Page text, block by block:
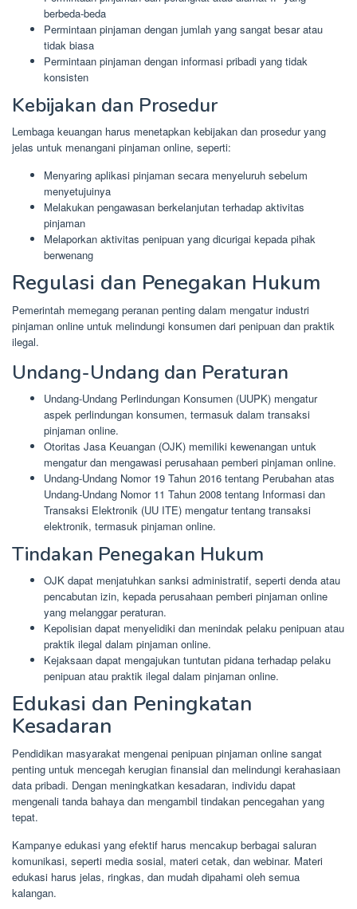
berbeda-beda
Permintaan pinjaman dengan jumlah yang sangat besar atau
tidak biasa
Permintaan pinjaman dengan informasi pribadi yang tidak
konsisten
Kebijakan dan Prosedur
Lembaga keuangan harus menetapkan kebijakan dan prosedur yang
jelas untuk menangani pinjaman online, seperti:
Menyaring aplikasi pinjaman secara menyeluruh sebelum
menyetujuinya
Melakukan pengawasan berkelanjutan terhadap aktivitas
pinjaman
Melaporkan aktivitas penipuan yang dicurigai kepada pihak
berwenang
Regulasi dan Penegakan Hukum
Pemerintah memegang peranan penting dalam mengatur industri
pinjaman online untuk melindungi konsumen dari penipuan dan praktik
ilegal.
Undang-Undang dan Peraturan
Undang-Undang Perlindungan Konsumen (UUPK) mengatur
aspek perlindungan konsumen, termasuk dalam transaksi
pinjaman online.
Otoritas Jasa Keuangan (OJK) memiliki kewenangan untuk
mengatur dan mengawasi perusahaan pemberi pinjaman online.
Undang-Undang Nomor 19 Tahun 2016 tentang Perubahan atas
Undang-Undang Nomor 11 Tahun 2008 tentang Informasi dan
Transaksi Elektronik (UU ITE) mengatur tentang transaksi
elektronik, termasuk pinjaman online.
Tindakan Penegakan Hukum
OJK dapat menjatuhkan sanksi administratif, seperti denda atau
pencabutan izin, kepada perusahaan pemberi pinjaman online
yang melanggar peraturan.
Kepolisian dapat menyelidiki dan menindak pelaku penipuan atau
praktik ilegal dalam pinjaman online.
Kejaksaan dapat mengajukan tuntutan pidana terhadap pelaku
penipuan atau praktik ilegal dalam pinjaman online.
Edukasi dan Peningkatan
Kesadaran
Pendidikan masyarakat mengenai penipuan pinjaman online sangat
penting untuk mencegah kerugian finansial dan melindungi kerahasiaan
data pribadi. Dengan meningkatkan kesadaran, individu dapat
mengenali tanda bahaya dan mengambil tindakan pencegahan yang
tepat.
Kampanye edukasi yang efektif harus mencakup berbagai saluran
komunikasi, seperti media sosial, materi cetak, dan webinar. Materi
edukasi harus jelas, ringkas, dan mudah dipahami oleh semua
kalangan.